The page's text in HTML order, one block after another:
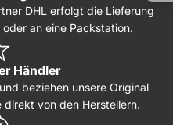
DHL erfolgt die Lieferung
an eine Packstation.
Händler
beziehen unsere Original
direkt von den Herstellern.